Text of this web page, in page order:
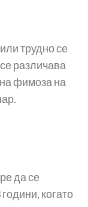
трудно се
различава
фи­моза на
да се
кога­то